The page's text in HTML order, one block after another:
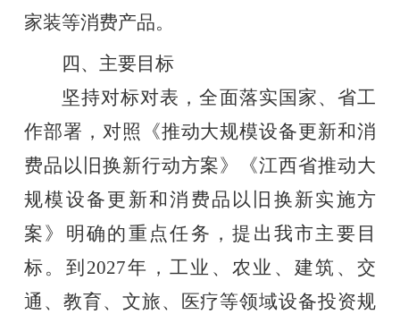
家装等消费产品。
四、 主要目标
坚持对标对表，全面落实国家、省工
作部署 ， 对照《推动大规模设备更新和消
费品以旧换新行动方案》《江西省推动大
规模设备更新和消费品以旧换新实施方
案》明确的重点任务，提出我市主要目
标。 到2027年，工业、农业、建筑、交
通、教育、文旅、医疗等领域设备投资规